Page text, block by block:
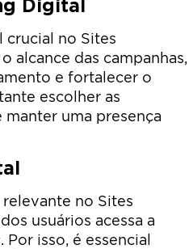
Digital
crucial no Sites
alcance das campanhas,
e fortalecer o
escolher as
uma presença
no Sites
usuários acessa a
isso, é essencial